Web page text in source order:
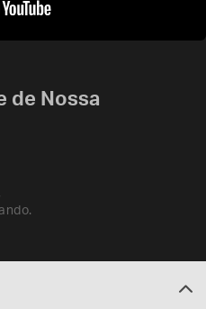
de Nossa